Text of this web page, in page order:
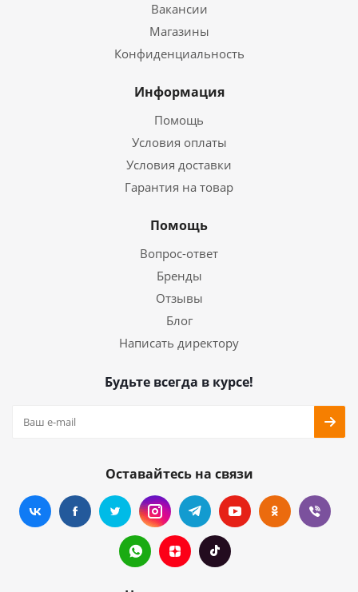
Вакансии
Магазины
Конфиденциальность
Информация
Помощь
Условия оплаты
Условия доставки
Гарантия на товар
Помощь
Вопрос-ответ
Бренды
Отзывы
Блог
Написать директору
Будьте всегда в курсе!
Оставайтесь на связи